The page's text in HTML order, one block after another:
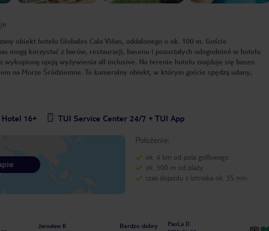
obiekt hotelu Globales Cala Viñas, oddalonego o ok. 100 m. Goście
mogą korzystać z barów, restauracji, basenu i pozostałych udogodnień w hotelu
wykupioną opcją wyżywienia all inclusive. Na terenie hotelu znajduje się basen
na Morze Śródziemne. To kameralny obiekt, w którym goście spędzą udany,
Hotel 16+ TUI Service Center 24/7 + TUI App
Położenie:
ok. 4 km od pola golfowego
ok. 300 m od plaży
czas dojazdu z lotniska ok. 35 min
Jarosław K
Bardzo dobry
PaoLa D